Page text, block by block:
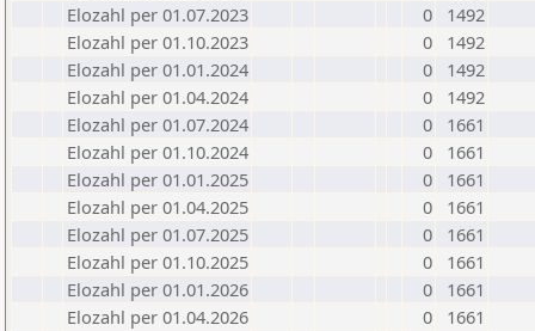
Elozahl per 01.07.2023
0
1492
Elozahl per 01.10.2023
0
1492
Elozahl per 01.01.2024
0
1492
Elozahl per 01.04.2024
0
1492
Elozahl per 01.07.2024
0
1661
Elozahl per 01.10.2024
0
1661
Elozahl per 01.01.2025
0
1661
Elozahl per 01.04.2025
0
1661
Elozahl per 01.07.2025
0
1661
Elozahl per 01.10.2025
0
1661
Elozahl per 01.01.2026
0
1661
Elozahl per 01.04.2026
0
1661